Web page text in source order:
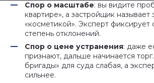
Спор о масштабе: вы видите
квартире», а застройщик называет
«косметикой». Эксперт
степень отклонений.
Спор о цене устранения: даже
признают, дальше начинается
бригады» для суда слабая, а
сильнее.